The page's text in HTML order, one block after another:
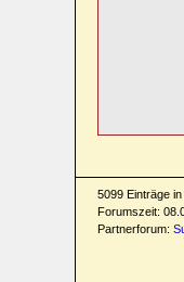
5099 Einträge
Forumszeit:
Partnerforum: